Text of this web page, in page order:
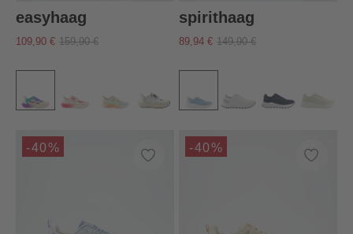
easyhaag
109,90 € 159,90 €
spirithaag
89,94 € 149,90 €
-40% -40%